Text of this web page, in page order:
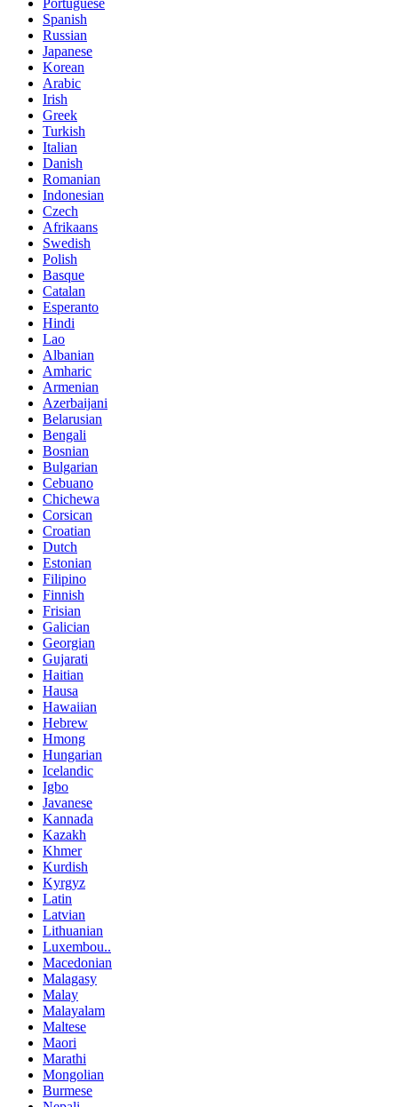
Spanish
Russian
Japanese
Korean
Arabic
Irish
Greek
Turkish
Italian
Danish
Romanian
Indonesian
Czech
Afrikaans
Swedish
Polish
Basque
Catalan
Esperanto
Hindi
Lao
Albanian
Amharic
Armenian
Azerbaijani
Belarusian
Bengali
Bosnian
Bulgarian
Cebuano
Chichewa
Corsican
Croatian
Dutch
Estonian
Filipino
Finnish
Frisian
Galician
Georgian
Gujarati
Haitian
Hausa
Hawaiian
Hebrew
Hmong
Hungarian
Icelandic
Igbo
Javanese
Kannada
Kazakh
Khmer
Kurdish
Kyrgyz
Latin
Latvian
Lithuanian
Luxembou..
Macedonian
Malagasy
Malay
Malayalam
Maltese
Maori
Marathi
Mongolian
Burmese